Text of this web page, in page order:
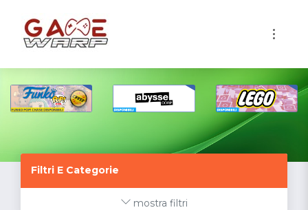
Filtri E Categorie
mostra filtri